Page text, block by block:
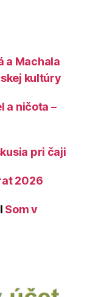
a Machala
kultúry
a ničota –
pri čaji
2026
Som v